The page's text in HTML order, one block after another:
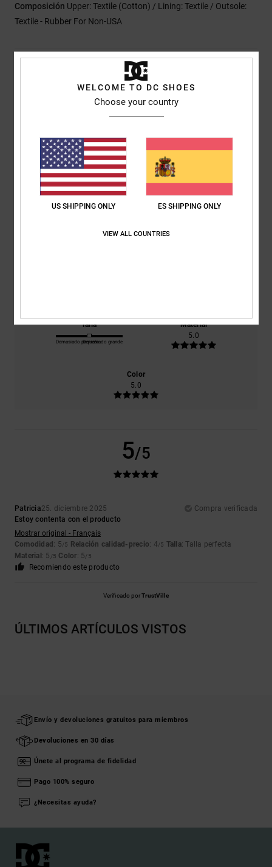
Composición Upper: Textile (Cotton) / Lining: Textile / Outsole:
Textile - Rubber For Non-USA
Envios y Devoluciones
Reseñas de los clientes
Puntuación media
5.0/5
1 reseñas verificadasdesde diciembre 2025
Talla
Demasiado pequeñoDemasiado grande
Material
5.0
Color
5.0
5/5
Patricia25. diciembre 2025
Compra verificada
Estoy contenta con el producto
Mostrar original - Français
Comodidad : 5/5 Relación calidad-precio: 4/5 Talla: Talla perfecta
Material : 5 /5 Color: 5/5
Recomiendo este producto
Verificado porTrustVille
ÚLTIMOS ARTÍCULOS VISTOS
Envío y devoluciones gratuitos para miembros
Devoluciones en 30 días
Únete al programa de fidelidad
Pago 100% seguro
¿Necesitas ayuda?
WELCOME TO DC SHOES
Choose your country
US SHIPPING ONLY ES SHIPPING ONLY
VIEW ALL COUNTRIES